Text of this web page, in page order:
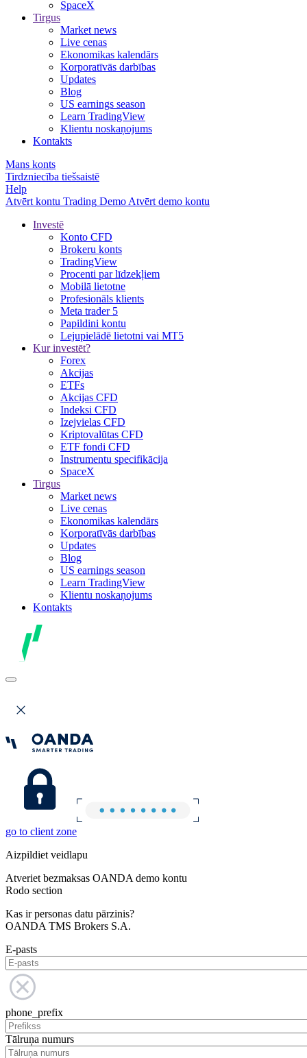
SpaceX
Tirgus
Market news
Live cenas
Ekonomikas kalendārs
Korporatīvās darbības
Updates
Blog
US earnings season
Learn TradingView
Klientu noskaņojums
Kontakts
Mans konts
Tirdzniecība tiešsaistē
Help
Atvērt kontu Trading Demo Atvērt demo kontu
Investē
Konto CFD
Brokeru konts
TradingView
Procenti par līdzekļiem
Mobilā lietotne
Profesionāls klients
Meta trader 5
Papildini kontu
Lejupielādē lietotni vai MT5
Kur investēt?
Forex
Akcijas
ETFs
Akcijas CFD
Indeksi CFD
Izejvielas CFD
Kriptovalūtas CFD
ETF fondi CFD
Instrumentu specifikācija
SpaceX
Tirgus
Market news
Live cenas
Ekonomikas kalendārs
Korporatīvās darbības
Updates
Blog
US earnings season
Learn TradingView
Klientu noskaņojums
Kontakts
go to client zone
Aizpildiet veidlapu
Atveriet bezmaksas OANDA demo kontu
Rodo section
Kas ir personas datu pārzinis?
OANDA TMS Brokers S.A.
E-pasts
phone_prefix
Tālruņa numurs